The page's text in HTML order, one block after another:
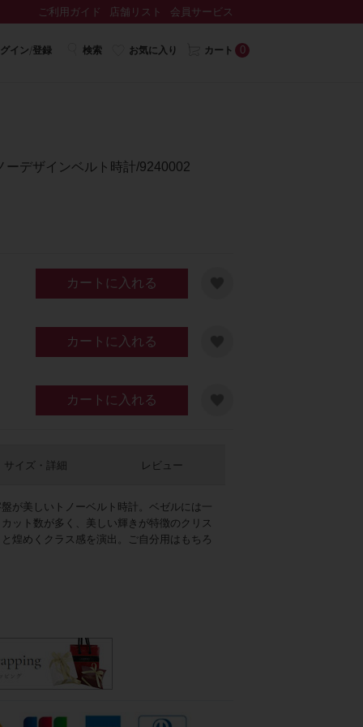
ご利用ガイド 店舗リスト 会員サービス
イン/登録 検索 お気に入り カート 0
ーデザインベルト時計/9240002
カートに入れる
カートに入れる
カートに入れる
が美しいトノーベルト時計。ベゼルには一
ット数が多く、美しい輝きが特徴のクリス
煌めくクラス感を演出。ご自分用はもちろ
サイズ・詳細 レビュー